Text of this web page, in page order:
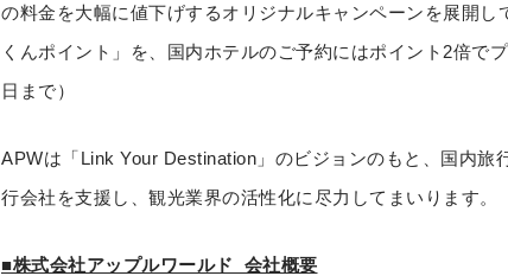
の料金を大幅に値下げするオリジナルキャンペーンを展開
くんポイント」を、国内ホテルのご予約にはポイント2倍で
日まで）
APWは「Link Your Destination」のビジョンのもと、国内旅
行会社を支援し、観光業界の活性化に尽力してまいります。
■株式会社アップルワールド 会社概要